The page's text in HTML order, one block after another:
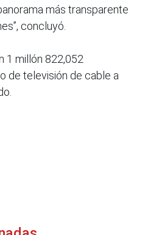
más transparente
concluyó.
1 millón 822,052
de televisión de cable a